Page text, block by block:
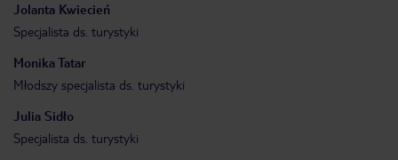
Jolanta Kwiecień
Specjalista ds. turystyki
MonikaTatar
Młodszy specjalista ds. turystyki
Julia Sidło
Specjalista ds. turystyki